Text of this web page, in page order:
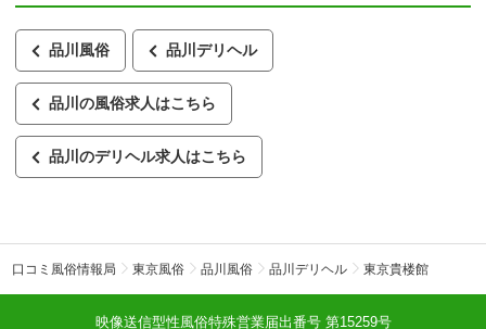
品川風俗 品川デリヘル
品川の風俗求人はこちら
品川のデリヘル求人はこちら
口コミ風俗情報局 東京風俗 品川風俗 品川デリヘル 東京貴楼館
映像送信型性風俗特殊営業届出番号 第15259号